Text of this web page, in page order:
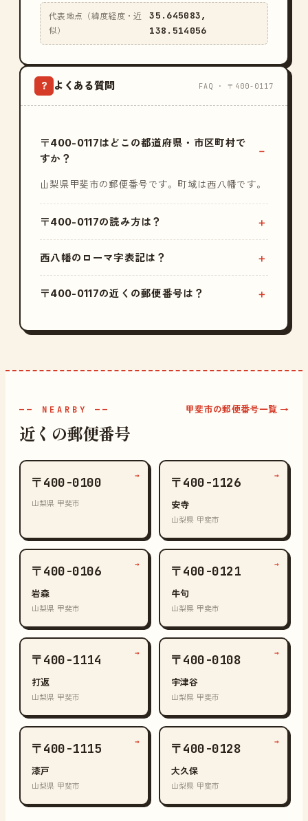
代表地点（緯度経度・近
似）
35.645083,
138.514056
? よくある質問 FAQ · 〒400-0117
〒400-0117はどこの都道府県・市区町村で
すか？
山梨県甲斐市の郵便番号です。町域は西八幡です。
〒400-0117の読み方は？
西八幡のローマ字表記は？
〒400-0117の近くの郵便番号は？
—— NEARBY ——
近くの郵便番号
甲斐市の郵便番号一覧 →
〒400-0100
山梨県 甲斐市
→ 〒400-1126
安寺
山梨県 甲斐市
→
〒400-0106
岩森
山梨県 甲斐市
→ 〒400-0121
牛句
山梨県 甲斐市
→
〒400-1114
打返
山梨県 甲斐市
→ 〒400-0108
宇津谷
山梨県 甲斐市
→
〒400-1115
漆戸
山梨県 甲斐市
→ 〒400-0128
大久保
山梨県 甲斐市
→